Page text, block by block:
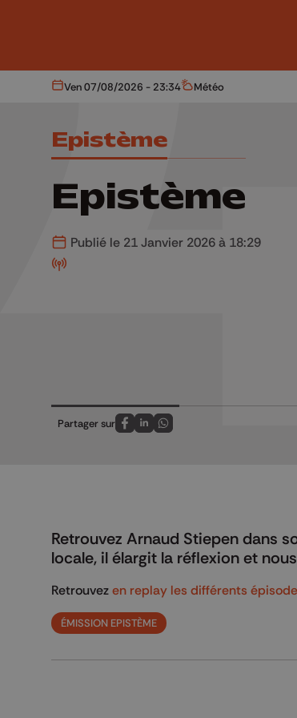
Aujourd'hui
Ven 07/08/2026 - 23:34 Météo
Météo
Epistème
Epistème
Publié le 21 Janvier 2026 à 18:29
Partager sur
Partagez sur FaceBook
Partagez sur LinkedIn
Partagez sur Whatsapp
Retrouvez Arnaud Stiepen dans
locale, il élargit la réflexion et
Retrouvez en replay les différents
ÉMISSION EPISTÈME